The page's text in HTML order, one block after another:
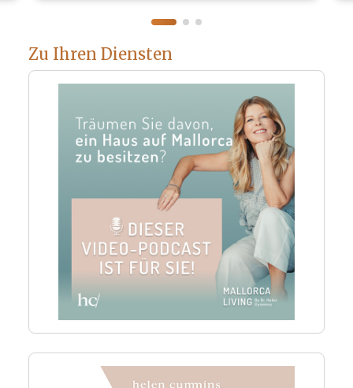
Zu Ihren Diensten